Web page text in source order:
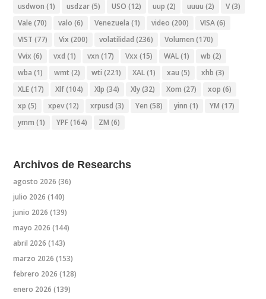
usdwon (1) usdzar(5) USO (12) uup (2) uuuu (2) V(3)
Vale (70) valo (6) Venezuela (1) video (200) VISA(6)
VIST (77) Vix (200) volatilidad (236) Volumen (170)
Vvix (6) vxd (1) vxn (17) Vxx (15) WAL(1) wb (2)
wba (1) wmt (2) wti (221) XAL(1) xau (5) xhb (3)
XLE(17) Xlf(104) Xlp (34) Xly(32) Xom (27) xop (6)
xp (5) xpev(12) xrpusd (3) Yen (58) yinn (1) YM (17)
ymm (1) YPF(164) ZM (6)
Archivos de Researchs
agosto 2026 (36)
julio 2026 (140)
junio 2026 (139)
mayo 2026 (144)
abril 2026 (143)
marzo 2026 (153)
febrero 2026 (128)
enero 2026 (139)